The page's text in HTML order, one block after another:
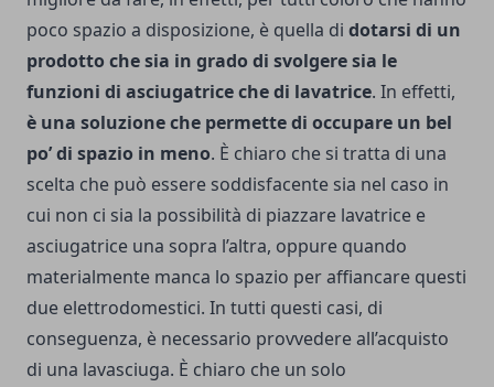
poco spazio a disposizione, è quella di dotarsi di un
prodotto che sia in grado di svolgere sia le
funzioni di asciugatrice che di lavatrice. In effetti,
è una soluzione che permette di occupare un bel
po’ di spazio in meno. È chiaro che si tratta di una
scelta che può essere soddisfacente sia nel caso in
cui non ci sia la possibilità di piazzare lavatrice e
asciugatrice una sopra l’altra, oppure quando
materialmente manca lo spazio per affiancare questi
due elettrodomestici. In tutti questi casi, di
conseguenza, è necessario provvedere all’acquisto
di una lavasciuga. È chiaro che un solo